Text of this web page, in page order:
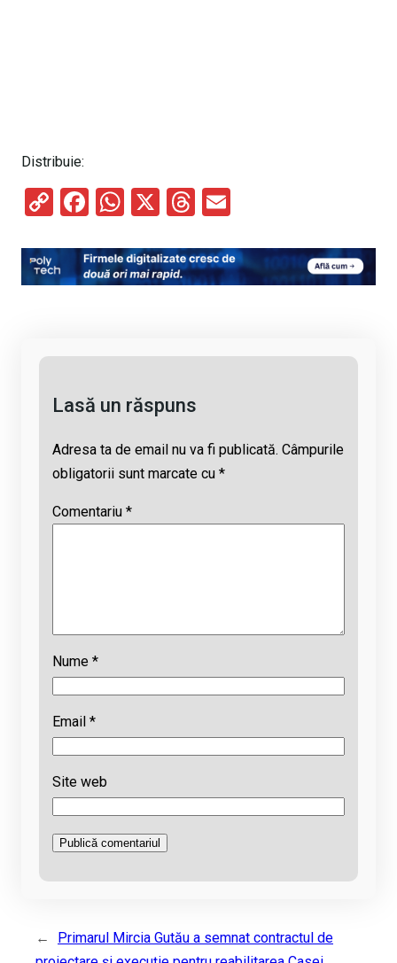
Distribuie:
C
py
Li
F
ce
b
W
at
s
X
T
e
a
ail
Lasă un răspuns
Adresa ta de email nu va fi publicată. Câmpurile
obligatorii sunt marcate cu *
Comentariu *
Nume *
Email *
Site web
←
Primarul Mircia Gutău a semnat contractul de